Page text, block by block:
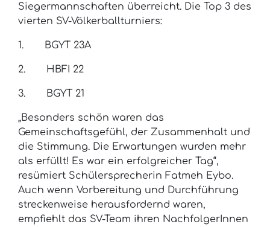
Siegermannschaften überreicht. Die Top 3 des
vierten SV-Völkerballturniers:
1. BGYT 23A
2. HBFI 22
3. BGYT 21
„Besonders schön waren das
Gemeinschaftsgefühl, der Zusammenhalt und
die Stimmung. Die Erwartungen wurden mehr
als erfüllt! Es war ein erfolgreicher Tag“,
resümiert Schülersprecherin Fatmeh Eybo.
Auch wenn Vorbereitung und Durchführung
streckenweise herausfordernd waren,
empfiehlt das SV-Team ihren NachfolgerInnen